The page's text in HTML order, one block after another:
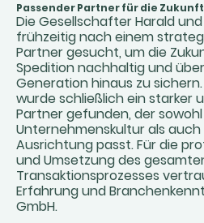
Passender Partner für die Zukunft
Die Gesellschafter Harald
frühzeitig nach einem
Partner gesucht, um die
Spedition nachhaltig und
Generation hinaus zu sichern.
wurde schließlich ein starker
Partner gefunden, der
Unternehmenskultur als
Ausrichtung passt. Für die
und Umsetzung des
Transaktionsprozesses
Erfahrung und
GmbH.